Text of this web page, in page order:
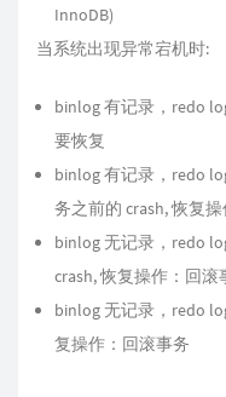
InnoDB)
当系统出现异常宕机时:
binlog 有记录，redo
要恢复
binlog 有记录，redo
务之前的 crash, 恢复
binlog 无记录，redo
crash, 恢复操作：回滚
binlog 无记录，redo
复操作：回滚事务